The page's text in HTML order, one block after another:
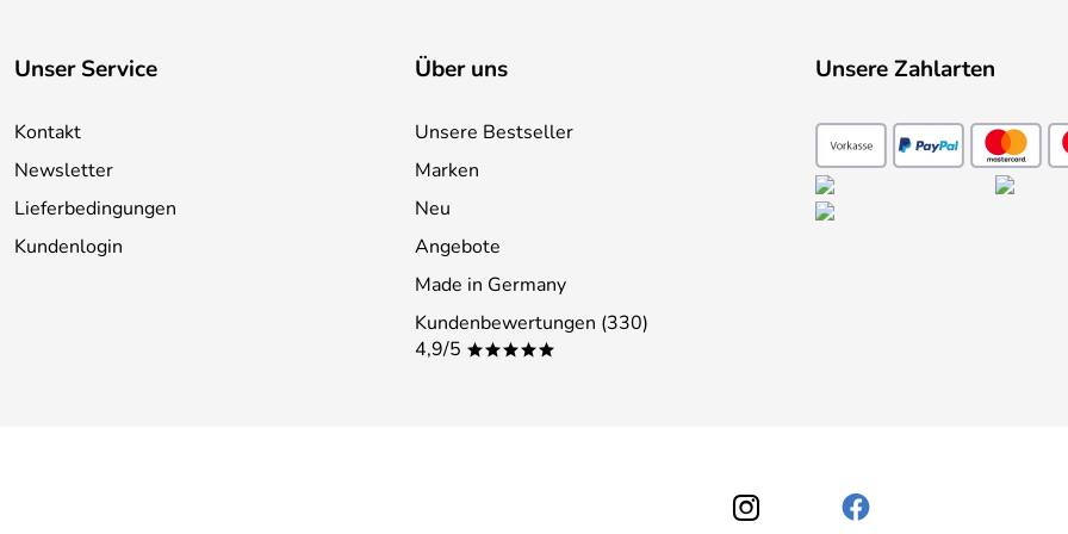
Unser Service
Kontakt
Newsletter
Lieferbedingungen
Kundenlogin
Über uns
Unsere Bestseller
Marken
Neu
Angebote
Made in Germany
Kundenbewertungen (330)
4,9/5 *****
Unsere Zahlarten